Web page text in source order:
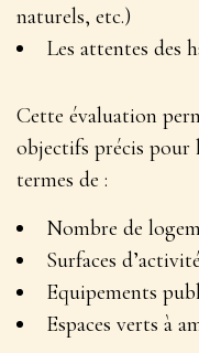
naturels, etc.)
Les attentes des
Cette évaluation
objectifs précis pour
termes de :
Nombre de
Surfaces
Equipements
Espaces verts à